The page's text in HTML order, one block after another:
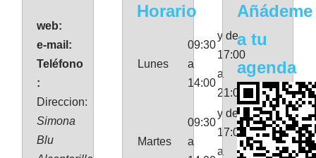
web:
e-mail:
Teléfono
:
Direccion:
Simona
Blu
Horario
Lunes
09:30
a
14:00
y de
17:00
a
21:00
Martes
09:30
a
y de
17:00
a
Añádeme
a tu
agenda